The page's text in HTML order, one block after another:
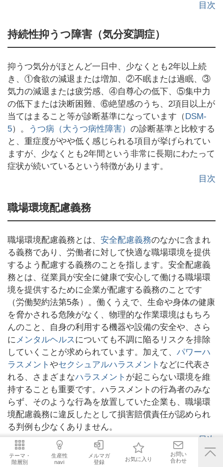
目次
持続性抑うつ障害（気分変調症）
抑うつ気分がほとんど一日中、少なくとも2年以上続
き、①食欲の減退または増加、②不眠または過眠、③
気力の減退または疲労感、④自尊心の低下、⑤集中力
の低下または決断困難、⑥絶望感のうち、2項目以上が
当てはまること等が診断基準になっています（DSM-
5）。 うつ病（大うつ病性障害） の診断基準と比較する
と、重症度がやや低く感じられる項目が挙げられてい
ますが、少なくとも2年間という非常に長期にわたって
症状が続いているという特徴があります。
目次
職場環境配慮義務
職場環境配慮義務とは、 安全配慮義務のなかに含まれ
る義務であり、労働者に対して快適な職場環境を提供
するよう配慮する義務のことを指します。安全配慮義
務とは、従業員が安全に健康で安心して働ける職場環
境を提供するために企業が配慮する義務のことです
（労働契約法第5条）。働くうえで、生命や身体の健康
を脅かされる危険がなく、物理的な作業環境はもちろ
んのこと、自身の利用する機器や設備の安全や、さら
に メンタルヘルス についても不調に陥るリスクを排除
していくことが求められています。加えて、 パワーハ
ラスメント やセクシュアルハラスメント などに代表さ
れる、さまざまなハラスメント が起こらない環境を維
持することも重要です。ハラスメントの行為者のみな
らず、そのような行為を放置していた企業も、職場環
境配慮義務に違反したとして損害賠償責任が認められ
る判例も少なくありません。
目次
テーマ・
階層別
生産性
navi
メルマガ
登録
お気に入り
お問い
合わせ